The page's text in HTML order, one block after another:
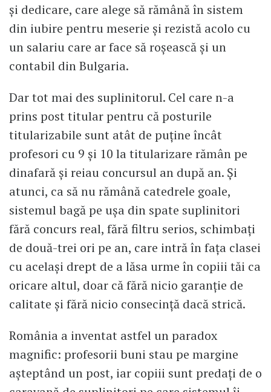
și dedicare, care alege să rămână în sistem
din iubire pentru meserie și rezistă acolo cu
un salariu care ar face să roșească și un
contabil din Bulgaria.
Dar tot mai des suplinitorul. Cel care n-a
prins post titular pentru că posturile
titularizabile sunt atât de puține încât
profesori cu 9 și 10 la titularizare rămân pe
dinafară și reiau concursul an după an. Și
atunci, ca să nu rămână catedrele goale,
sistemul bagă pe ușa din spate suplinitori
fără concurs real, fără filtru serios, schimbați
de două-trei ori pe an, care intră în fața clasei
cu același drept de a lăsa urme în copiii tăi ca
oricare altul, doar că fără nicio garanție de
calitate și fără nicio consecință dacă strică.
România a inventat astfel un paradox
magnific: profesorii buni stau pe margine
așteptând un post, iar copiii sunt predați de o